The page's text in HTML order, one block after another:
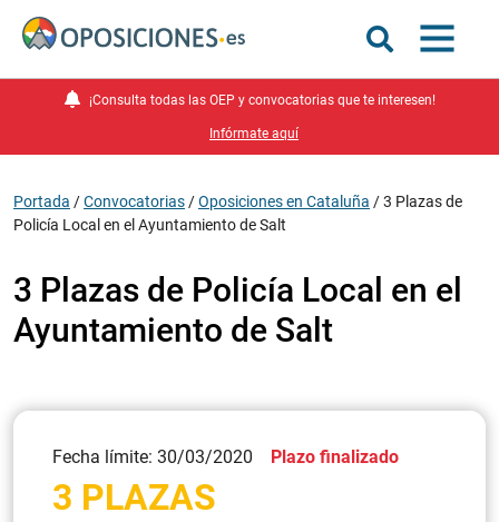
¡Consulta todas las OEP y convocatorias que te interesen!
Infórmate aquí
Portada /Convocatorias /Oposiciones en Cataluña /3 Plazas de
Policía Local en el Ayuntamiento de Salt
3 Plazas de Policía Local en el
Ayuntamiento de Salt
Fecha límite: 30/03/2020 Plazo finalizado
3 PLAZAS